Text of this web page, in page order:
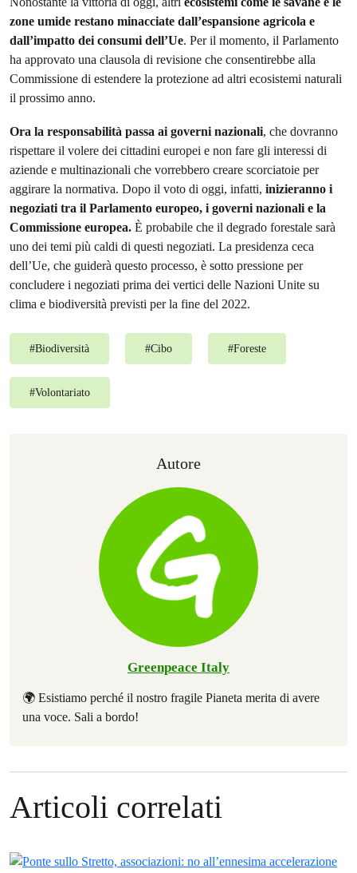
zone umide restano minacciate dall’espansione agricola e
dall’impatto dei consumi dell’Ue. Per il momento, il Parlamento
ha approvato una clausola di revisione che consentirebbe alla
Commissione di estendere la protezione ad altri ecosistemi naturali
il prossimo anno.
Ora la responsabilità passa ai governi nazionali, che dovranno
rispettare il volere dei cittadini europei e non fare gli interessi di
aziende e multinazionali che vorrebbero creare scorciatoie per
aggirare la normativa. Dopo il voto di oggi, infatti, inizieranno i
negoziati tra il Parlamento europeo, i governi nazionali e la
Commissione europea. È probabile che il degrado forestale sarà
uno dei temi più caldi di questi negoziati. La presidenza ceca
dell’Ue, che guiderà questo processo, è sotto pressione per
concludere i negoziati prima dei vertici delle Nazioni Unite su
clima e biodiversità previsti per la fine del 2022.
#Biodiversità #Cibo #Foreste
#Volontariato
Autore
Greenpeace Italy
🌍 Esistiamo perché il nostro fragile Pianeta merita di avere
una voce. Sali a bordo!
Articoli correlati